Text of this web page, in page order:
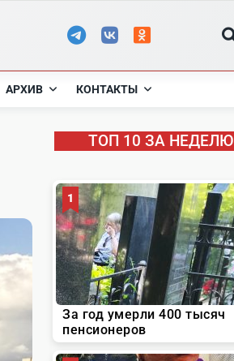
АРХИВ КОНТАКТЫ
ТОП 10 ЗА НЕДЕЛЮ